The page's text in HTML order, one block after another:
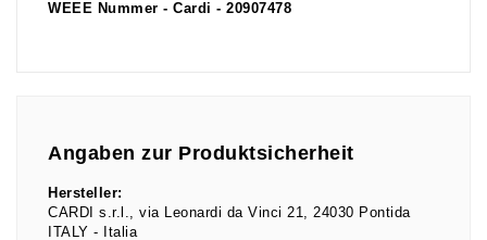
WEEE Nummer - Cardi - 20907478
Angaben zur Produktsicherheit
Hersteller:
CARDI s.r.l.
via Leonardi da Vinci 21 24030 Pontida
ITALY
Italia